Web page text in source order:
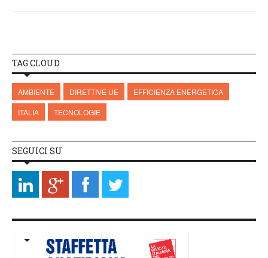
TAG CLOUD
AMBIENTE DIRETTIVE UE
EFFICIENZA ENERGETICA
ITALIA
TECNOLOGIE
SEGUICI SU